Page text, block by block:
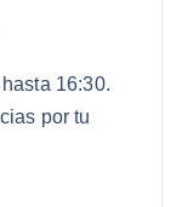
16:30.
por tu